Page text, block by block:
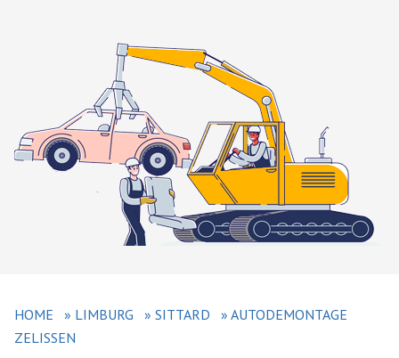
HOME » LIMBURG » SITTARD » AUTODEMONTAGE
ZELISSEN